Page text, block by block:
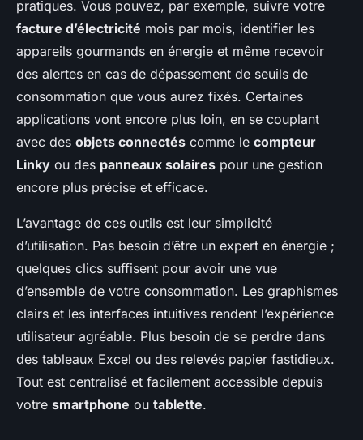
pratiques. Vous pouvez, par exemple, suivre votre
facture d’électricité mois par mois, identifier les
appareils gourmands en énergie et même recevoir
des alertes en cas de dépassement de seuils de
consommation que vous aurez fixés. Certaines
applications vont encore plus loin, en se couplant
avec des objets connectés comme le compteur
Linky ou des panneaux solaires pour une gestion
encore plus précise et efficace.
L’avantage de ces outils est leur simplicité
d’utilisation. Pas besoin d’être un expert en énergie ;
quelques clics suffisent pour avoir une vue
d’ensemble de votre consommation. Les graphismes
clairs et les interfaces intuitives rendent l’expérience
utilisateur agréable. Plus besoin de se perdre dans
des tableaux Excel ou des relevés papier fastidieux.
Tout est centralisé et facilement accessible depuis
votre smartphone ou tablette.